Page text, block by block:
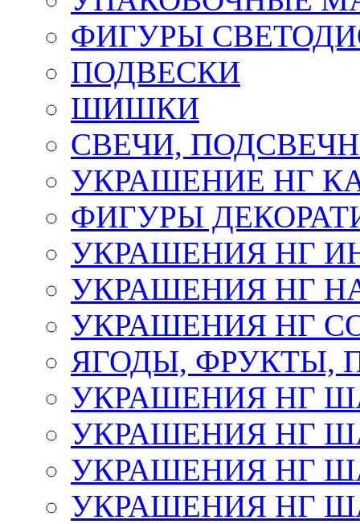
ФИГУРЫ
ПОДВЕСКИ
ШИШКИ
СВЕЧИ,
УКРАШЕНИЕ НГ
ФИГУРЫ
УКРАШЕНИЯ НГ
УКРАШЕНИЯ НГ
УКРАШЕНИЯ НГ
ЯГОДЫ, ФРУКТЫ,
УКРАШЕНИЯ НГ
УКРАШЕНИЯ НГ
УКРАШЕНИЯ НГ
УКРАШЕНИЯ НГ